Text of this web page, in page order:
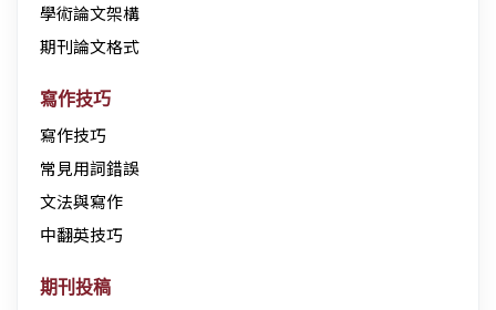
學術論文架構
期刊論文格式
寫作技巧
寫作技巧
常見用詞錯誤
文法與寫作
中翻英技巧
期刊投稿